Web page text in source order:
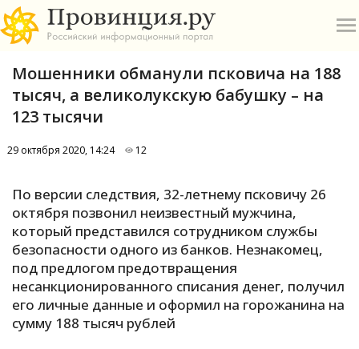
А
Б
В
П
Р
Мошенники обманули псковича на 188
тысяч, а великолукскую бабушку – на
123 тысячи
29 октября 2020, 14:24 12
По версии следствия, 32-летнему псковичу 26
октября позвонил неизвестный мужчина,
который представился сотрудником службы
безопасности одного из банков. Незнакомец,
под предлогом предотвращения
несанкционированного списания денег, получил
его личные данные и оформил на горожанина на
сумму 188 тысяч рублей